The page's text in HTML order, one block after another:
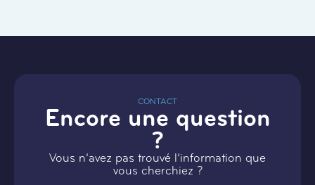
CONTACT
Encore une question
?
Vous n’avez pas trouvé l’information que
vous cherchiez ?